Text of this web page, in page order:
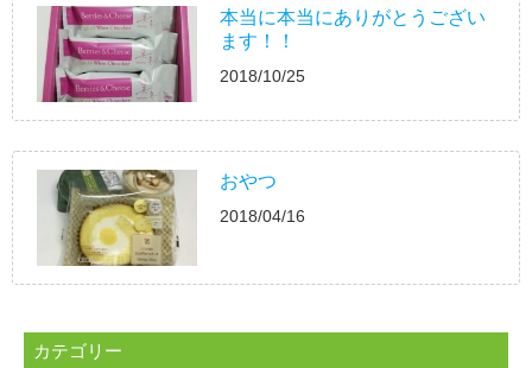
本当に本当にありがとうござい
ます！！
2018/10/25
おやつ
2018/04/16
カテゴリー